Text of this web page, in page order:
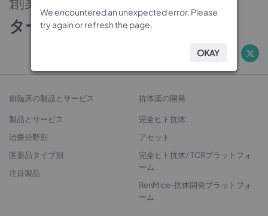
ターゲットから治療法開発へ
前臨床の製品とサービス
製品とサービス
治療分野別
医薬品タイプ別
注目製品
抗体薬の開発
完全ヒト抗体
アセット
完全ヒト抗体/ TCRプラットフォ
ーム
RenMice-抗体開発プラットフォ
ーム
We encountered an unexpected error. Please
try again or refresh the page.
OKAY
We encountered an unexpected error. Please
try again or refresh the page.
OKAY
We encountered an unexpected error. Please
try again or refresh the page.
OKAY
We encountered an unexpected error. Please
try again or refresh the page.
OKAY